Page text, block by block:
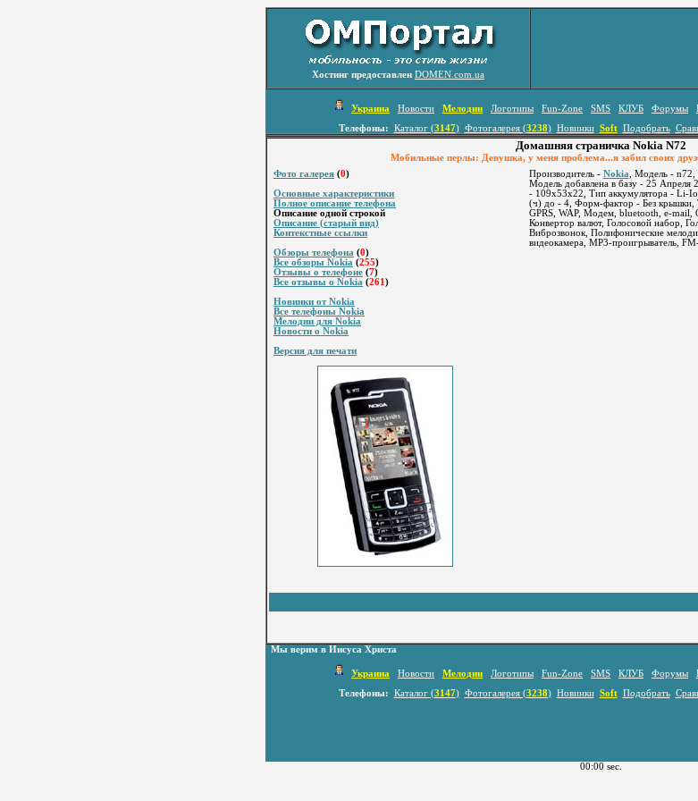
Хостинг предоставлен DOMEN.com.ua
Украина Новости Мелодии Логотипы Fun-Zone SMS КЛУБ Форумы
Телефоны:
Каталог (3147) Фотогалерея (3238) Новинки Soft Подобрать
Домашняя страничка Nokia N72
Мобильные перлы: Девушка, у меня проблема...я забил своих
Фото галерея (0)
Основные характеристики
Полное описание телефона
Описание одной строкой
Описание (старый вид)
Контекстные ссылки
Обзоры телефона (0)
Все обзоры Nokia (255)
Отзывы о телефоне (7)
Все отзывы о Nokia (261 )
Новинки от Nokia
Все телефоны Nokia
Мелодии для Nokia
Новости о Nokia
Версия для печати
Производитель - Nokia , Модель -
Модель добавлена в базу - 25 Апреля
- 109x53x22, Тип аккумулятора - Li-
(ч) до - 4, Форм-фактор - Без крышки,
GPRS, WAP, Модем, bluetooth, e-mail,
Конвертор валют, Голосовой набор,
Виброзвонок, Полифонические
видеокамера, MP3-проигрыватель,
Мы верим в Иисуса Христа
Украина Новости Мелодии Логотипы Fun-Zone SMS КЛУБ Форумы
Телефоны:
Каталог (3147) Фотогалерея (3238) Новинки Soft Подобрать
00:00 sec.